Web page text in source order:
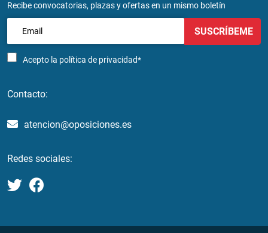
Recibe convocatorias, plazas y ofertas en un mismo boletín
Acepto la política de privacidad*
SUSCRÍBEME
Contacto:
atencion@oposiciones.es
Redes sociales: